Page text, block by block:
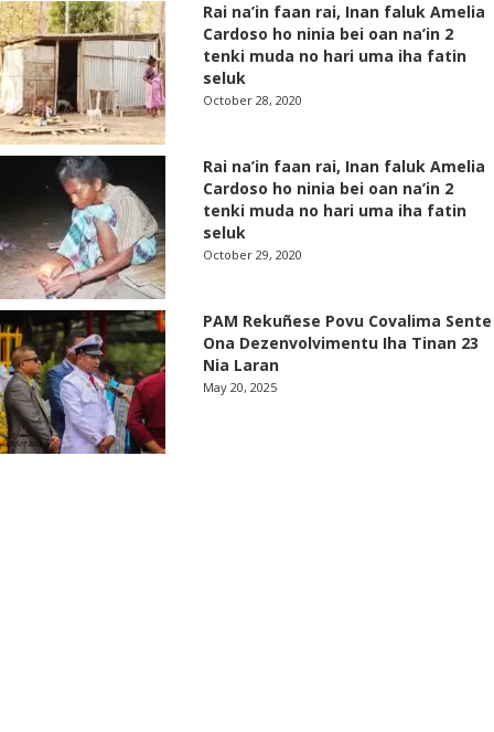
Rai na’in faan rai, Inan faluk Amelia
Cardoso ho ninia bei oan na’in 2
tenki muda no hari uma iha fatin
seluk
October 28, 2020
Rai na’in faan rai, Inan faluk Amelia
Cardoso ho ninia bei oan na’in 2
tenki muda no hari uma iha fatin
seluk
October 29, 2020
PAM Rekuñese Povu Covalima Sente
Ona Dezenvolvimentu Iha Tinan 23
Nia Laran
May 20, 2025